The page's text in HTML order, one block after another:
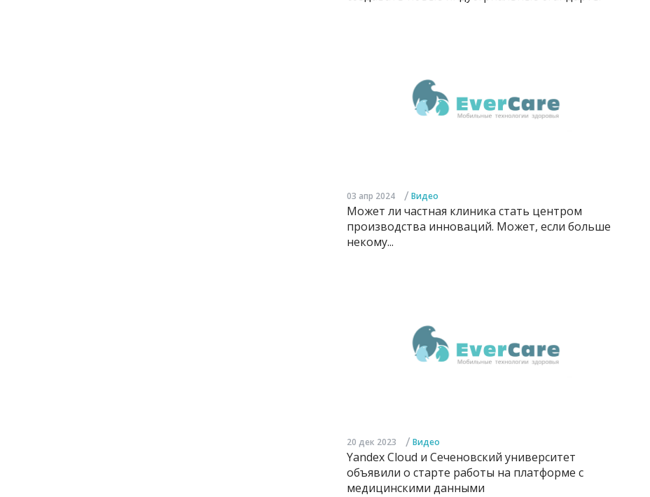
03 апр 2024 / Видео
Может ли частная клиника стать центром
производства инноваций. Может, если больше
некому...
20 дек 2023 / Видео
Yandex Cloud и Сеченовский университет
объявили о старте работы на платформе с
медицинскими данными